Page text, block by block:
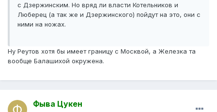
с Дзержинским. Но вряд ли власти Котельников и
Люберец (а так же и Дзержинского) пойдут на это, они с
ними на ножах.
Ну Реутов хотя бы имеет границу с Москвой, а Железка та
вообще Балашихой окружена.
Фыва Цукен